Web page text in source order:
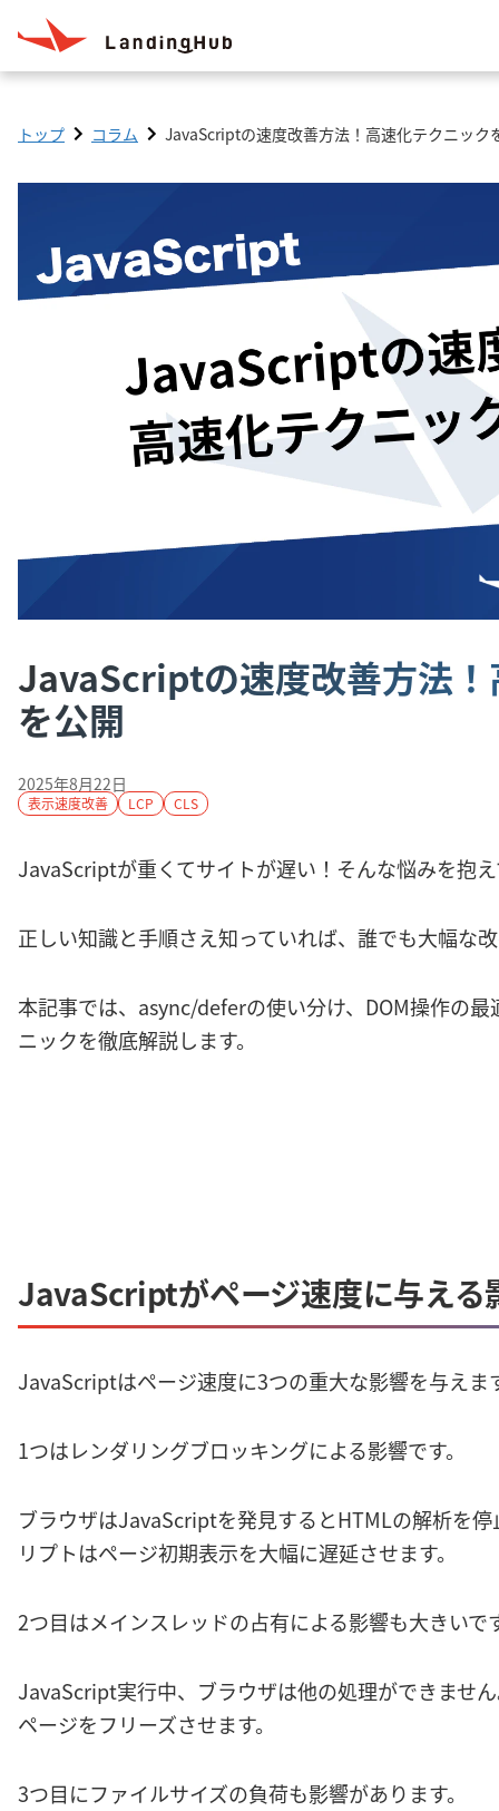
トップ コラム JavaScriptの速度改善方法！高速化テクニック
JavaScriptの速度改善方法！
を公開
2025年8月22日
表示速度改善 LCP CLS
JavaScriptが重くてサイトが遅い！そんな悩みを抱
正しい知識と手順さえ知っていれば、誰でも大幅な
本記事では、async/deferの使い分け、DOM操作の
ニックを徹底解説します。
JavaScriptがページ速度に与える
JavaScriptはページ速度に3つの重大な影響を与えま
1つはレンダリングブロッキングによる影響です。
ブラウザはJavaScriptを発見するとHTMLの解析を
リプトはページ初期表示を大幅に遅延させます。
2つ目はメインスレッドの占有による影響も大きいで
JavaScript実行中、ブラウザは他の処理ができませ
ページをフリーズさせます。
3つ目にファイルサイズの負荷も影響があります。